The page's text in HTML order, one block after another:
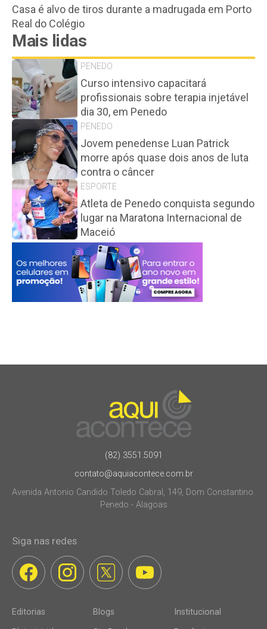
Casa é alvo de tiros durante a madrugada em Porto
Real do Colégio
Mais lidas
PENEDO
Curso intensivo capacitará
profissionais sobre terapia injetável
dia 30, em Penedo
PENEDO
Jovem penedense Luan Patrick
morre após quase dois anos de luta
contra o câncer
ESPORTE
Atleta de Penedo conquista segundo
lugar na Maratona Internacional de
Maceió
(82) 3551.5091
contato@aquiacontece.com.br
Avenida Antonio Candido Toledo Cabral, 149, Dom Constantino.
Penedo - Alagoas
Siga nas redes
Editorias Blogs Institucional